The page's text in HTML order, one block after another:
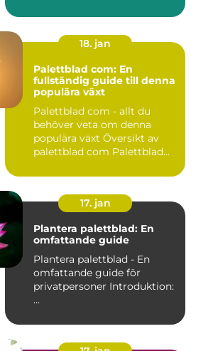
18. jan
Palettblad com: En
fullständig guide till denna
populära växt
Palettblad com - allt du
behöver veta om denna
populära växt Översikt av
palettblad com Palettblad...
17. jan
Plantera palettblad: En
omfattande guide
Plantera palettblad - En
omfattande guide för
privatpersoner Introduktion:
...